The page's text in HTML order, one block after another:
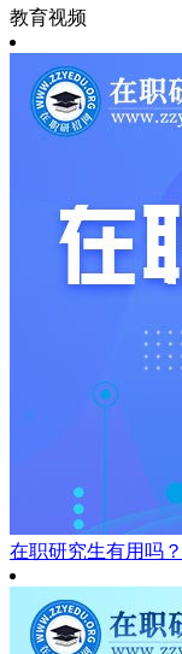
教育视频
在职研究生有用吗？